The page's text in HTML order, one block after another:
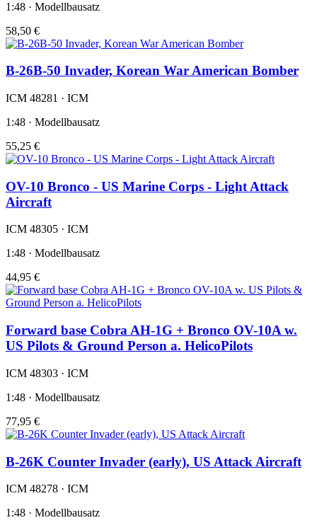
1:48 · Modellbausatz
58,50 €
B-26B-50 Invader, Korean War American Bomber
ICM 48281 · ICM
1:48 · Modellbausatz
55,25 €
OV-10 Bronco - US Marine Corps - Light Attack
Aircraft
ICM 48305 · ICM
1:48 · Modellbausatz
44,95 €
Forward base Cobra AH-1G + Bronco OV-10A w.
US Pilots & Ground Person a. HelicoPilots
ICM 48303 · ICM
1:48 · Modellbausatz
77,95 €
B-26K Counter Invader (early), US Attack Aircraft
ICM 48278 · ICM
1:48 · Modellbausatz